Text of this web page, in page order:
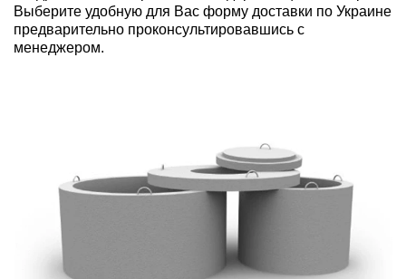
Выберите удобную для Вас форму доставки по Украине
предварительно проконсультировавшись с
менеджером.